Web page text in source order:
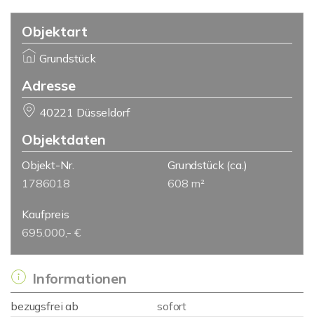
Objektart
Grundstück
Adresse
40221 Düsseldorf
Objektdaten
Objekt-Nr.
1786018
Grundstück(ca.)
608 m²
Kaufpreis
695.000,- €
Informationen
bezugsfrei ab sofort